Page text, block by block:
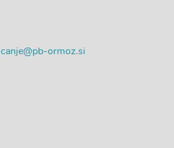
ormoz.si